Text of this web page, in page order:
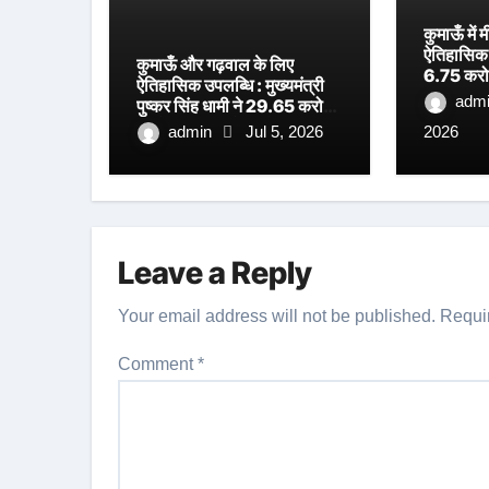
कुमाऊँ और गढ़वाल के लिए
ऐतिहासिक उपलब्धि : मुख्यमंत्री
पुष्कर सिंह धामी ने 29.65 करोड़
रुपये की लागत से निर्मित धनगढ़ी
सेतु का किया लोकार्पण
admin Jul 5, 2026
कुमाऊँ में
6.75
धामी का
2026
Leave a Reply
Your email address will not be published.
Comment*